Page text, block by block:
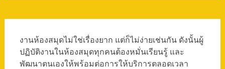
งานห้องสมุดไม่ใช่เรื่องยาก แต่ก็ไม่ง่ายเช่นกัน ดังนั้นผู้
ปฏิบัติงานในห้องสมุดทุกคนต้องหมั่นเรียนรู้ และ
พัฒนาตนเองให้พร้อมต่อการให้บริการตลอดเวลา